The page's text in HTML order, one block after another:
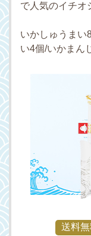
で人気のイチオ
いかしゅうまい
い4個/いかまん
送料